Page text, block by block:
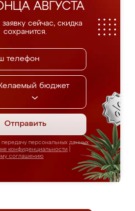
АВГУСТА
заявку сейчас, скидка
сохранится.
бюджет
Отправить
персональных данных
конфиденциальности
соглашению